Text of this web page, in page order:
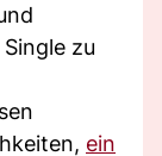
Single zu
ein